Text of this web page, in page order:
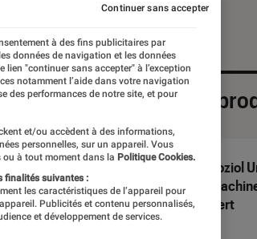
Sélection de
Koziol
Vert
à des fins publicitaires par
données de navigation et les données
lien "continuer sans accepter" à l’exception
notamment l’aide dans votre navigation
des performances de notre site, et pour
et/ou accèdent à des informations,
personnelles, sur un appareil. Vous
ou à tout moment dans la Politique Cookies.
finalités suivantes :
les caractéristiques de l’appareil pour
Publicités et contenu personnalisés,
et développement de services.
Continuer sans accepter